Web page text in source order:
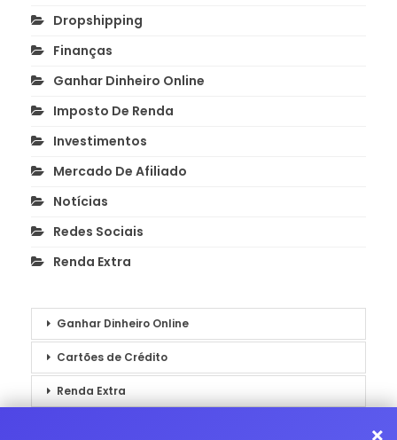
Dropshipping
Finanças
Ganhar Dinheiro Online
Imposto De Renda
Investimentos
Mercado De Afiliado
Notícias
Redes Sociais
Renda Extra
Ganhar Dinheiro Online
Cartões de Crédito
Renda Extra